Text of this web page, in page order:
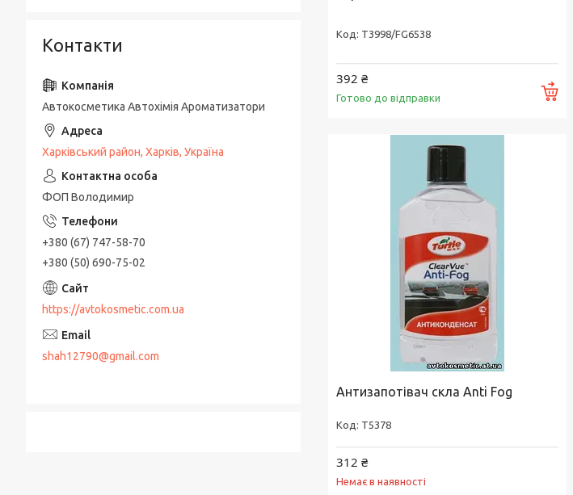
T3998/FG6538
392 ₴
Готово до відправки
Антизапотівач скла Anti Fog
Т5378
312 ₴
Немає в наявності
Контакти
Автокосметика Автохімія Ароматизатори
Харківський район, Харків, Україна
ФОП Володимир
+380 (67) 747-58-70
+380 (50) 690-75-02
https://avtokosmetic.com.ua
shah12790@gmail.com